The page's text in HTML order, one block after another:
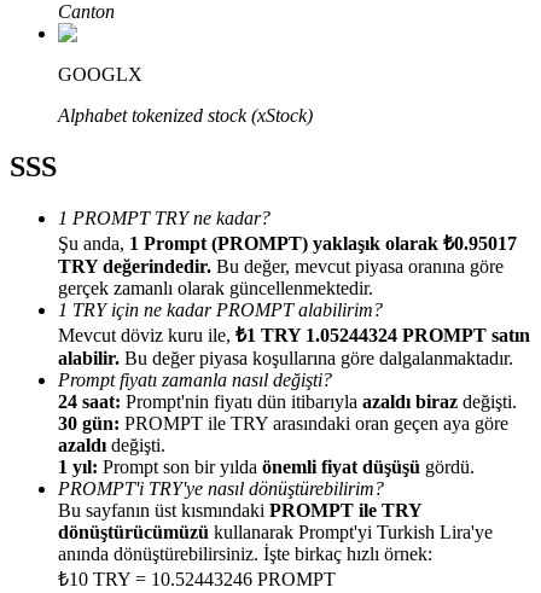
Kullanıcı başına %65'e kadar komisyon!
Yönlendirme
Arkadaşını davet et, nakit ödüller kazan
Deposit CASHCAT & Win
Canton
GOOGLX
Alphabet tokenized stock (xStock)
SSS
1 PROMPT TRY ne kadar?
Şu anda, 1 Prompt (PROMPT) yaklaşık olarak ₺0.95017
TRY değerindedir. Bu değer, mevcut piyasa oranına göre
gerçek zamanlı olarak güncellenmektedir.
1 TRY için ne kadar PROMPT alabilirim?
Mevcut döviz kuru ile, ₺1 TRY 1.05244324 PROMPT satın
alabilir. Bu değer piyasa koşullarına göre dalgalanmaktadır.
Prompt fiyatı zamanla nasıl değişti?
24 saat: Prompt'nin fiyatı dün itibarıyla azaldı biraz değişti.
30 gün: PROMPT ile TRY arasındaki oran geçen aya göre
azaldı değişti.
1 yıl: Prompt son bir yılda önemli fiyat düşüşü gördü.
PROMPT'i TRY'ye nasıl dönüştürebilirim?
Bu sayfanın üst kısmındaki PROMPT ile TRY
dönüştürücümüzü kullanarak Prompt'yi Turkish Lira'ye
anında dönüştürebilirsiniz. İşte birkaç hızlı örnek:
₺10 TRY = 10.52443246 PROMPT